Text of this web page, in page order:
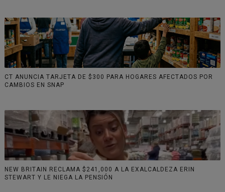
CT ANUNCIA TARJETA DE $300 PARA HOGARES AFECTADOS POR
CAMBIOS EN SNAP
NEW BRITAIN RECLAMA $241,000 A LA EXALCALDEZA ERIN
STEWART Y LE NIEGA LA PENSIÓN